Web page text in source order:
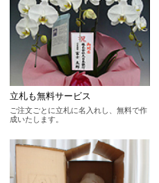
立札も無料サービス
ご注文ごとに立札に名入れし、無料で作
成いたします。